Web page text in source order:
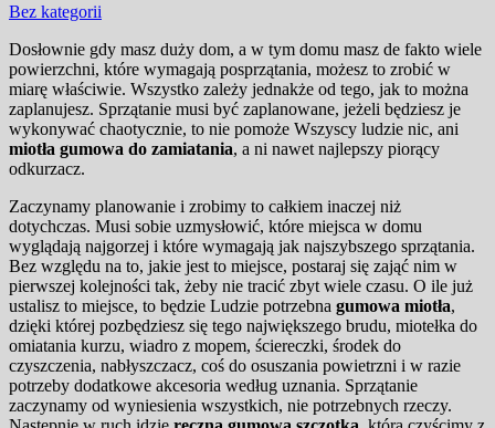
Bez kategorii
Dosłownie gdy masz duży dom, a w tym domu masz de fakto wiele
powierzchni, które wymagają posprzątania, możesz to zrobić w
miarę właściwie. Wszystko zależy jednakże od tego, jak to można
zaplanujesz. Sprzątanie musi być zaplanowane, jeżeli będziesz je
wykonywać chaotycznie, to nie pomoże Wszyscy ludzie nic, ani
miotła gumowa do zamiatania, a ni nawet najlepszy piorący
odkurzacz.
Zaczynamy planowanie i zrobimy to całkiem inaczej niż
dotychczas. Musi sobie uzmysłowić, które miejsca w domu
wyglądają najgorzej i które wymagają jak najszybszego sprzątania.
Bez względu na to, jakie jest to miejsce, postaraj się zająć nim w
pierwszej kolejności tak, żeby nie tracić zbyt wiele czasu. O ile już
ustalisz to miejsce, to będzie Ludzie potrzebna gumowa miotła,
dzięki której pozbędziesz się tego największego brudu, miotełka do
omiatania kurzu, wiadro z mopem, ściereczki, środek do
czyszczenia, nabłyszczacz, coś do osuszania powietrzni i w razie
potrzeby dodatkowe akcesoria według uznania. Sprzątanie
zaczynamy od wyniesienia wszystkich, nie potrzebnych rzeczy.